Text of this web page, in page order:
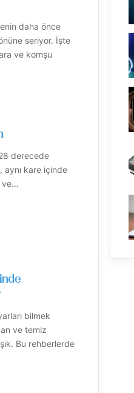
daha önce
seriyor. İşte
ve komşu
derecede
kare içinde
ve…
bilmek
ve temiz
Bu rehberlerde